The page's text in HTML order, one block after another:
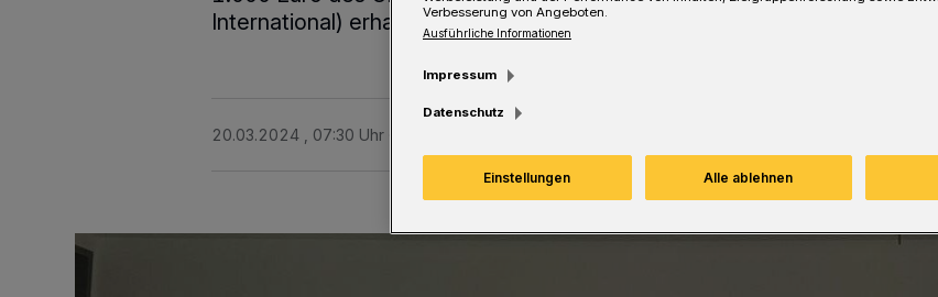
International) erhalten.
20.03.2024 , 07:30 Uhr
Verbesserung von Angeboten.
Ausführliche Informationen
Impressum
Datenschutz
Einstellungen Alle ablehnen